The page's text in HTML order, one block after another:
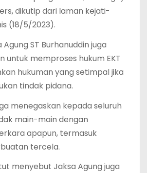
dikutip dari laman kejati-
(18/5/2023).
Agung ST Burhanuddin juga
untuk memproses hukum EKT
hukuman yang setimpal jika
tindak pidana.
menegaskan kepada seluruh
main-main dengan
apapun, termasuk
tercela.
menyebut Jaksa Agung juga